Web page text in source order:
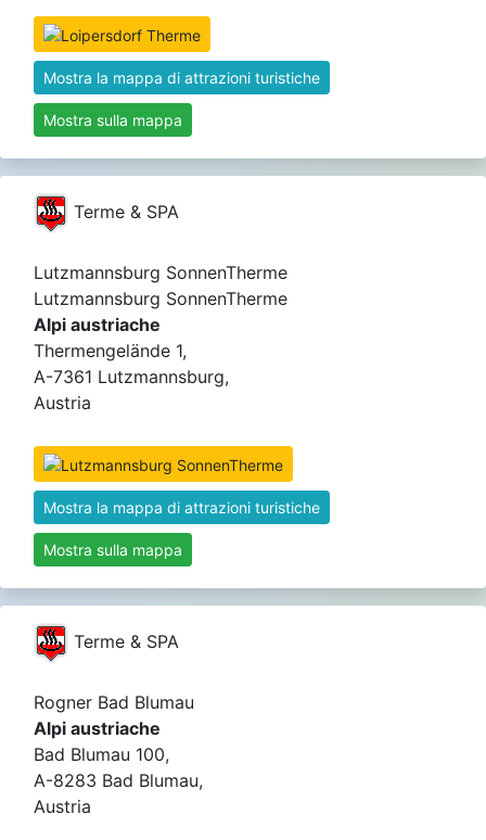
Mostra la mappa di attrazioni turistiche
Mostra sulla mappa
Terme & SPA
Lutzmannsburg SonnenTherme
Lutzmannsburg SonnenTherme
Alpi austriache
Thermengelände 1,
A-7361 Lutzmannsburg,
Austria
Mostra la mappa di attrazioni turistiche
Mostra sulla mappa
Terme & SPA
Rogner Bad Blumau
Alpi austriache
Bad Blumau 100,
A-8283 Bad Blumau,
Austria